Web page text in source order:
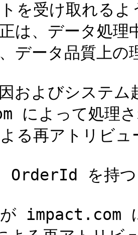
を受け取れる
は、データ処理
データ品質上
およびシステ
によって処理
る再アトリビ
OrderId を持
impact.com